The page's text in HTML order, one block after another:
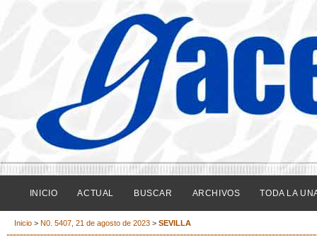
INICIO ACTUAL BUSCAR ARCHIVOS TODA LA
Inicio > N0. 5407, 21 de agosto de 2023 > SEVILLA